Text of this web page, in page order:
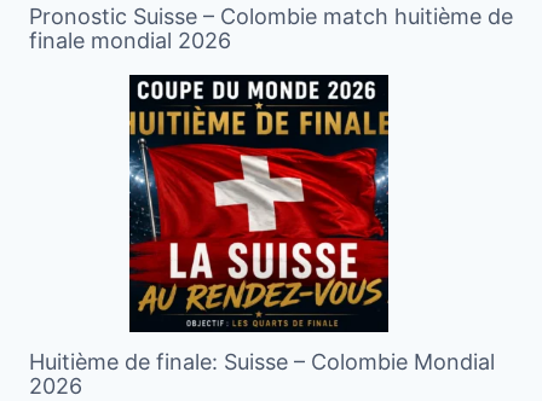
Pronostic Suisse – Colombie match huitième de
finale mondial 2026
Huitième de finale: Suisse – Colombie Mondial
2026